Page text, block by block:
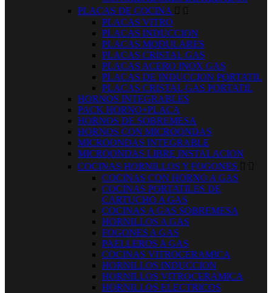
PLACAS DE COCINA  
PLACAS VITRO
PLACAS INDUCCION
PLACAS MODULARES
PLACAS CRISTAL GAS
PLACAS ACERO INOX GAS
PLACAS DE INDUCCION PORTATIL
PLACAS CRISTAL GAS PORTATIL
HORNOS INTEGRABLES
PACK HORNO+PLACA
HORNOS DE SOBREMESA
HORNOS CON MICROONDAS
MICROONDAS INTEGRABLE
MICROONDAS LIBRE INSTALACION
COCINAS HORNILLOS Y FOGONES  
COCINAS CON HORNO A GAS
COCINAS PORTATILES DE
CARTUCHO A GAS
COCINAS A GAS SOBREMESA
HORNILLOS A GAS
FOGONES A GAS
PAELLEROS A GAS
COCINAS VITROCERAMICA
HORNILLOS INDUCCION
HORNILLOS VITROCERAMICA
HORNILLOS ELECTRICOS